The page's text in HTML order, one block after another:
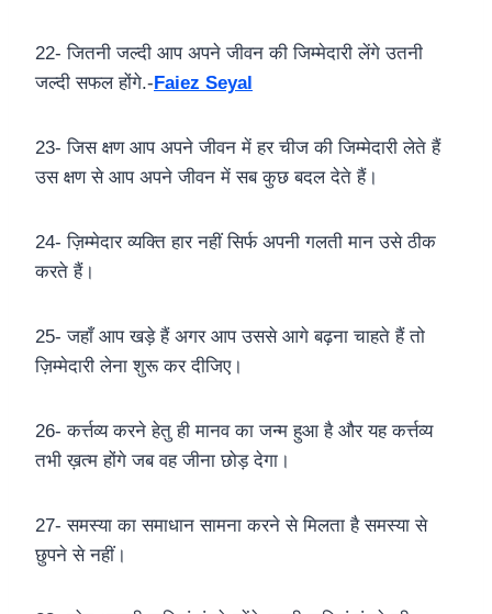
22- जितनी जल्दी आप अपने जीवन की जिम्मेदारी लेंगे उतनी
जल्दी सफल होंगे.-Faiez Seyal
23- जिस क्षण आप अपने जीवन में हर चीज की जिम्मेदारी लेते हैं
उस क्षण से आप अपने जीवन में सब कुछ बदल देते हैं।
24- ज़िम्मेदार व्यक्ति हार नहीं सिर्फ अपनी गलती मान उसे ठीक
करते हैं।
25- जहाँ आप खड़े हैं अगर आप उससे आगे बढ़ना चाहते हैं तो
ज़िम्मेदारी लेना शुरू कर दीजिए।
26- कर्त्तव्य करने हेतु ही मानव का जन्म हुआ है और यह कर्त्तव्य
तभी ख़त्म होंगे जब वह जीना छोड़ देगा।
27- समस्या का समाधान सामना करने से मिलता है समस्या से
छुपने से नहीं।